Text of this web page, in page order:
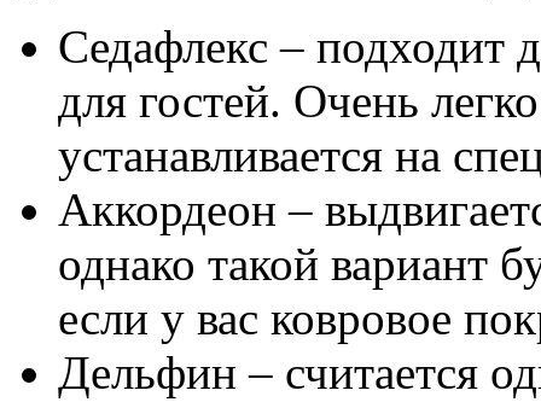
Седафлекс – подходит
для гостей. Очень
устанавливается на
Аккордеон –
однако такой вариант
если у вас ковровое
Дельфин – считается